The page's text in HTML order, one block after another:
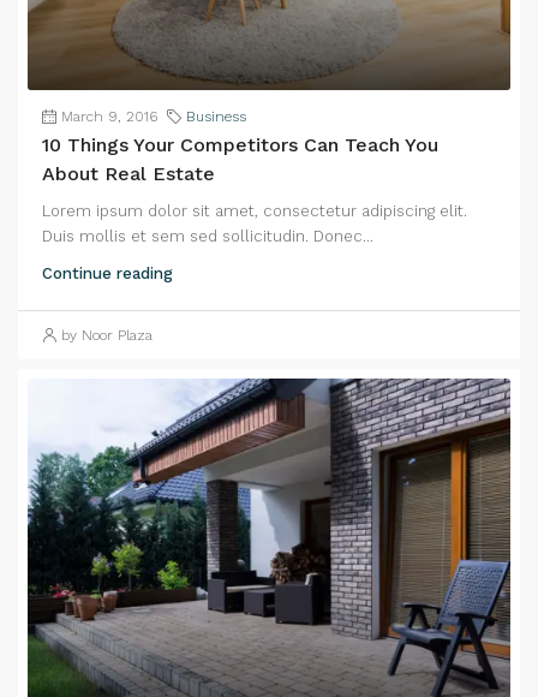
March 9, 2016 Business
10 Things Your Competitors Can Teach You
About Real Estate
Lorem ipsum dolor sit amet, consectetur adipiscing elit.
Duis mollis et sem sed sollicitudin. Donec...
Continue reading
by Noor Plaza